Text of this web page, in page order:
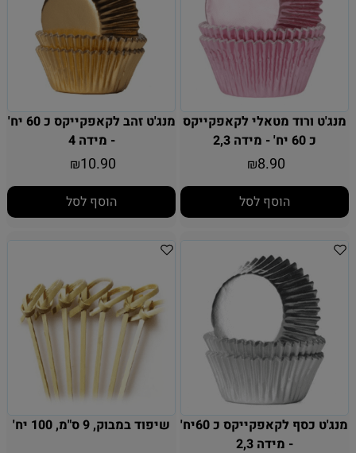
מנג'ט ורוד מטאלי לקאפקייקס
כ 60 יח' - מידה 2,3
₪8.90
הוסף לסל
מנג'ט זהב לקאפקייקס כ 60 יח'
- מידה 4
₪10.90
הוסף לסל
מנג'ט כסף לקאפקייקס כ 60יח'
- מידה 2,3
שיפוד במבוק, 9 ס"מ, 100 יח'